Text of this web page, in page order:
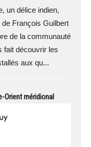
un délice indien,
François Guilbert
de la communauté
fait découvrir les
aux qu...
Orient méridional